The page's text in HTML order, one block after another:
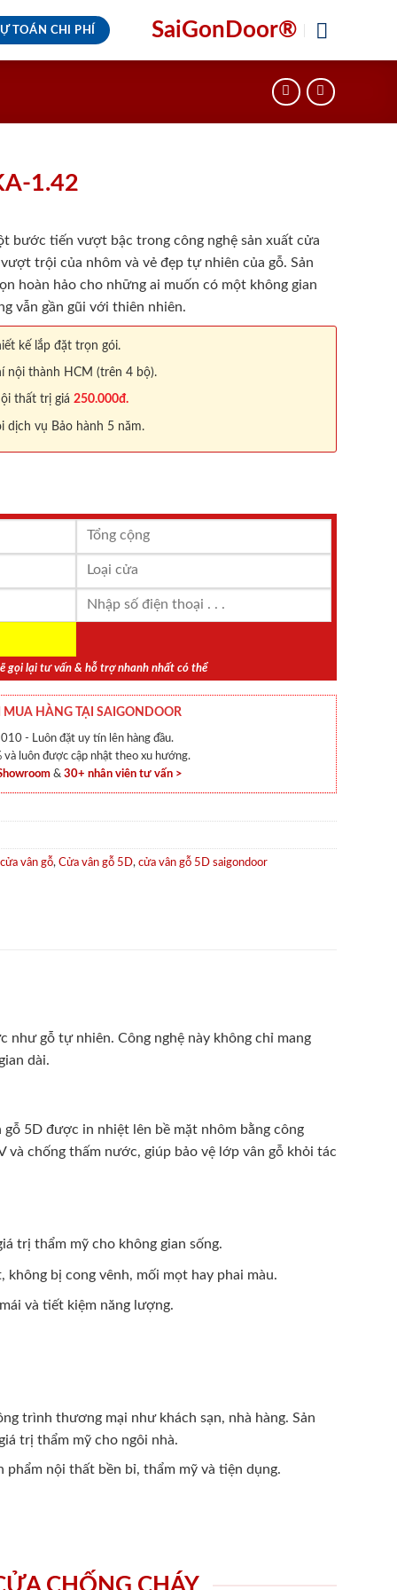
TOÁN CHI PHÍ SaiGonDoor®
1.42
bước tiến vượt bậc trong công nghệ sản xuất cửa
trội của nhôm và vẻ đẹp tự nhiên của gỗ. Sản
hoàn hảo cho những ai muốn có một không gian
vẫn gần gũi với thiên nhiên.
kế lắp đặt trọn gói.
nội thành HCM (trên 4 bộ).
thất trị giá 250.000đ.
dịch vụ Bảo hành 5 năm.
gọi lại tư vấn & hỗ trợ nhanh nhất có thể
HÀNG TẠI SAIGONDOOR
- Luôn đặt uy tín lên hàng đầu.
và luôn được cập nhật theo xu hướng.
& 30+ nhân viên tư vấn >
cửa vân gỗ, Cửa vân gỗ 5D, cửa vân gỗ 5D saigondoor
như gỗ tự nhiên. Công nghệ này không chỉ mang
dài.
5D được in nhiệt lên bề mặt nhôm bằng công
chống thấm nước, giúp bảo vệ lớp vân gỗ khỏi tác
trị thẩm mỹ cho không gian sống.
bị cong vênh, mối mọt hay phai màu.
và tiết kiệm năng lượng.
trình thương mại như khách sạn, nhà hàng. Sản
trị thẩm mỹ cho ngôi nhà.
nội thất bền bỉ, thẩm mỹ và tiện dụng.
CHỐNG CHÁY